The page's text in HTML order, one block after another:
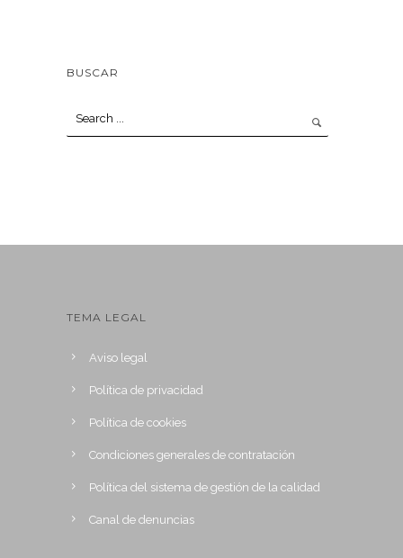
BUSCAR
TEMA LEGAL
Aviso legal
Política de privacidad
Política de cookies
Condiciones generales de contratación
Política del sistema de gestión de la calidad
Canal de denuncias